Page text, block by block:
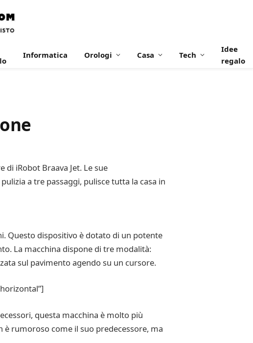
Informatica Orologi Casa Tech
Idee
regalo
iRobot Braava Jet. Le sue
a tre passaggi, pulisce tutta la casa in
Questo dispositivo è dotato di un potente
La macchina dispone di tre modalità:
sul pavimento agendo su un cursore.
questa macchina è molto più
è rumoroso come il suo predecessore, ma